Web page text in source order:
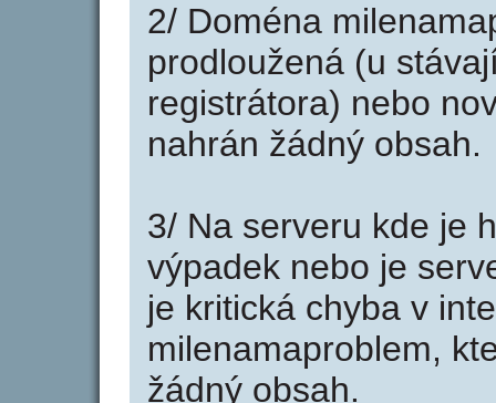
2/ Doména
prodloužená (u
registrátora) nebo
nahrán žádný obsah.
3/ Na serveru kde je
výpadek nebo je
je kritická chyba v
milenamaproblem,
žádný obsah.